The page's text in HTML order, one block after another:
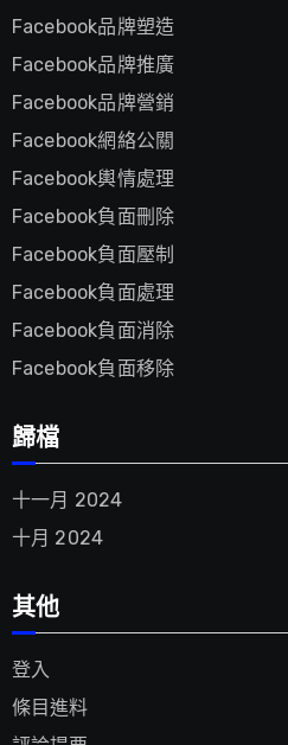
Facebook品牌塑造
Facebook品牌推廣
Facebook品牌營銷
Facebook網絡公關
Facebook輿情處理
Facebook負面刪除
Facebook負面壓制
Facebook負面處理
Facebook負面消除
Facebook負面移除
歸檔
十一月 2024
十月 2024
其他
登入
條目進料